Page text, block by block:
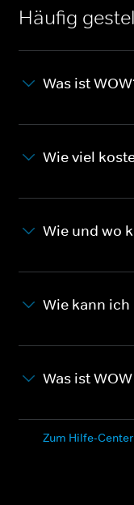
Häufig
Was ist
Wie viel
Wie und wo
Wie kann
Was ist
Zum Hilfe-